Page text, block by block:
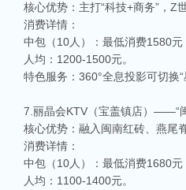
核心优势：主打“科技+商务”，Z
消费详情：
中包（10人）：最低消费1580
人均：1200-1500元。
特色服务：360°全息投影可切换
7.丽晶会KTV（宝盖镇店）——“
核心优势：融入闽南红砖、燕尾
消费详情：
中包（10人）：最低消费1680元
人均：1100-1400元。